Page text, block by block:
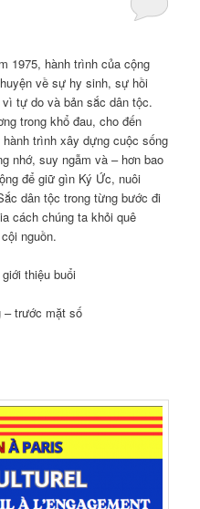
1975, hành trình của cộng
về sự hy sinh, sự hồi
tự do và bản sắc dân tộc.
trong khổ đau, cho đến
trình xây dựng cuộc sống
nhớ, suy ngẫm và – hơn bao
để giữ gìn Ký Ức, nuôi
dân tộc trong từng bước đi
cách chúng ta khỏi quê
nguồn.
thiệu buổi
– trước mặt số